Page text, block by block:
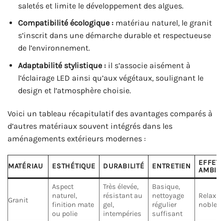
saletés et limite le développement des algues.
Compatibilité écologique :matériau naturel, le granit
s’inscrit dans une démarche durable et respectueuse
de l’environnement.
Adaptabilité stylistique :il s’associe aisément à
l’éclairage LED ainsi qu’aux végétaux, soulignant le
design et l’atmosphère choisie.
Voici un tableau récapitulatif des avantages comparés à
d’autres matériaux souvent intégrés dans les
aménagements extérieurs modernes :
MATÉRIAU ESTHÉTIQUE DURABILITÉ ENTRETIEN
EFFET
Granit
Aspect
naturel,
finition mate
ou polie
Très élevée,
résistant au
gel,
intempéries
Basique,
nettoyage
régulier
suffisant
noble